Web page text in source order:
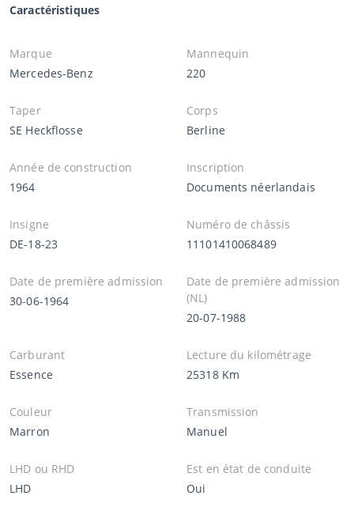
Caractéristiques
Marque
Mercedes-Benz
Mannequin
220
Taper
SE Heckflosse
Corps
Berline
Année de construction
1964
Inscription
Documents néerlandais
Insigne
DE-18-23
Numéro de châssis
11101410068489
Date de première admission
30-06-1964
Date de première admission
(NL)
20-07-1988
Carburant
Essence
Lecture du kilométrage
25318 Km
Couleur
Marron
Transmission
Manuel
LHD ou RHD
LHD
Est en état de conduite
Oui